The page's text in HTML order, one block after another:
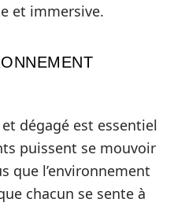
et immersive.
dégagé est essentiel
puissent se mouvoir
que l’environnement
chacun se sente à